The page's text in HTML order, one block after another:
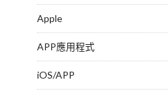
Apple
APP應用程式
iOS/APP